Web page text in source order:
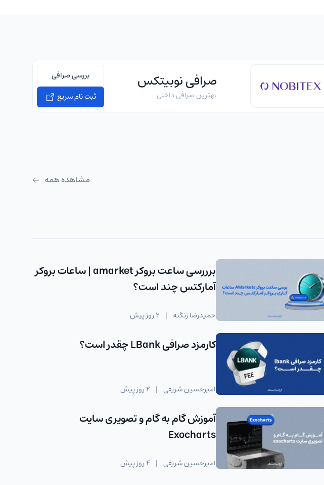
صرافی نوبیتکس
بهترین صرافی داخلی
بررسی صرافی
ثبت نام سریع
مشاهده همه
برررسی ساعت بروکر amarket | ساعات بروکر
آمارکتس چند است؟
حمیدرضا زنگنه | 2 روز پیش
کارمزد صرافی LBank چقدر است؟
امیرحسین شریفی | 2 روز پیش
آموزش گام به گام و تصویری سایت
Exocharts
امیرحسین شریفی | 4 روز پیش